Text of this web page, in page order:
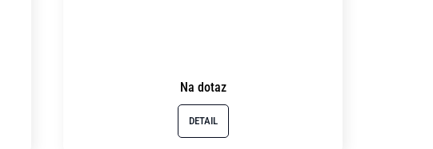
Na dotaz
DETAIL